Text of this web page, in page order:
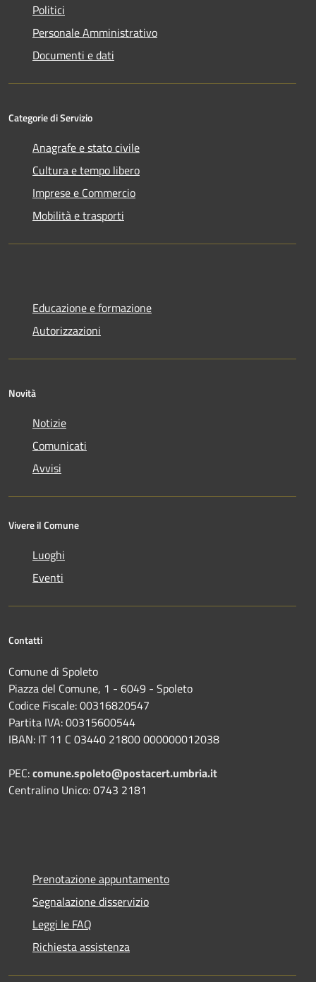
Politici
Personale Amministrativo
Documenti e dati
Categorie di Servizio
Anagrafe e stato civile
Cultura e tempo libero
Imprese e Commercio
Mobilità e trasporti
Educazione e formazione
Autorizzazioni
Novità
Notizie
Comunicati
Avvisi
Vivere il Comune
Luoghi
Eventi
Contatti
Comune di Spoleto
Piazza del Comune, 1 - 6049 - Spoleto
Codice Fiscale: 00316820547
Partita IVA: 00315600544
IBAN: IT 11 C 03440 21800 000000012038
PEC:comune.spoleto@postacert.umbria.it
Centralino Unico: 0743 2181
Prenotazione appuntamento
Segnalazione disservizio
Leggi le FAQ
Richiesta assistenza